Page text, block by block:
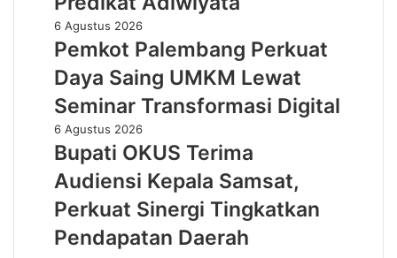
Pasien
BPJS
Raih
Predikat
Adiwiyata
Pemkot
Palembang
Perkuat
Daya
Saing
UMKM
Lewat
Seminar
Transformasi
Digital
6 Agustus 2026
Pemkot Palembang Perkuat
Daya Saing UMKM Lewat
Seminar Transformasi Digital
Bupati
OKUS
Terima
Audiensi
Kepala
Samsat,
Perkuat
6 Agustus 2026
Bupati OKUS Terima
Audiensi Kepala Samsat,
Perkuat Sinergi Tingkatkan
Pendapatan Daerah